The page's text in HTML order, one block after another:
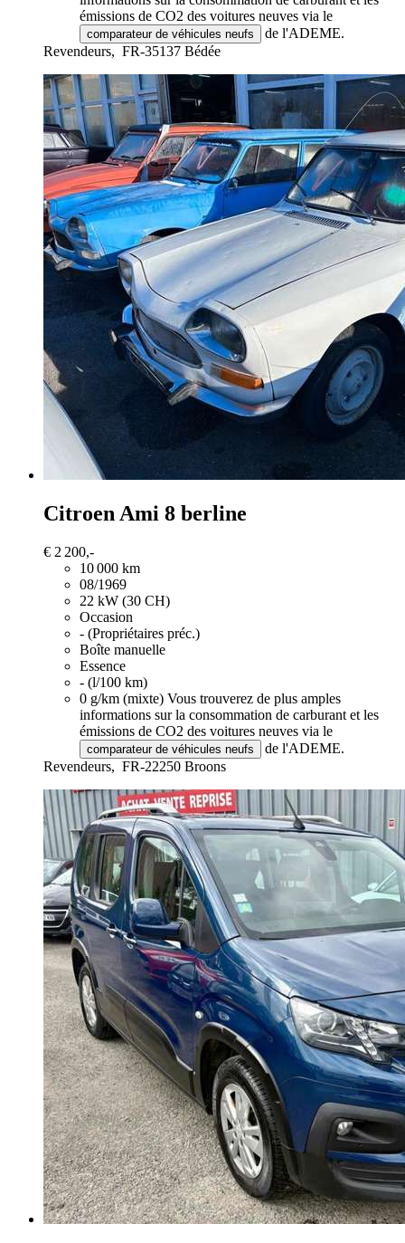
émissions de CO2 des voitures neuves via le
comparateur de véhicules neufs
de l'ADEME.
Revendeurs, FR-35137 Bédée
Citroen Ami 8 berline
€ 2 200,-
10 000 km
08/1969
22 kW (30 CH)
Occasion
- (Propriétaires préc.)
Boîte manuelle
Essence
- (l/100 km)
0 g/km (mixte) Vous trouverez de plus amples
informations sur la consommation de carburant et les
émissions de CO2 des voitures neuves via le
comparateur de véhicules neufs
de l'ADEME.
Revendeurs, FR-22250 Broons